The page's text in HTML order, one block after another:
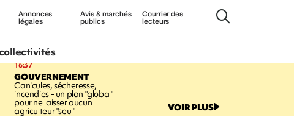
Annonces
légales
Avis & marchés
publics
Courrier des
lecteurs
collectivités
16:37
GOUVERNEMENT
Canicules, sécheresse,
incendies - un plan "global"
pour ne laisser aucun
agriculteur "seul" VOIR PLUS